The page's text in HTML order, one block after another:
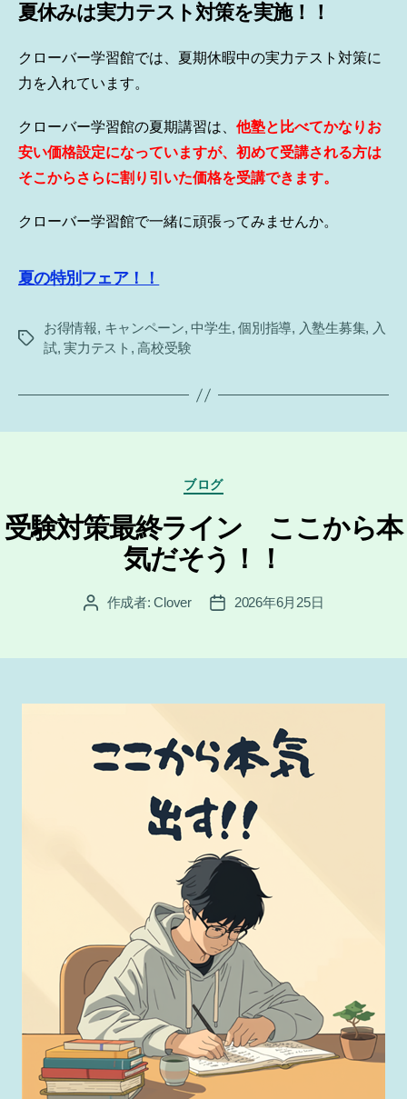
夏休みは実力テスト対策を実施！！
クローバー学習館では、夏期休暇中の実力テスト対策に
力を入れています。
クローバー学習館の夏期講習は、 他塾と比べてかなりお
安い価格設定になっていますが、初めて受講される方は
そこからさらに割り引いた価格を受講できます。
クローバー学習館で一緒に頑張ってみませんか。
夏の特別フェア！！
タ
お得情報, キャンペーン,中学生,個別指導, 入塾生募集, 入
試,実力テスト ,高校受験
カ
テ
ゴ
ー
ブログ
受験対策最終ライン ここから本
気だそう！！
投 作成者:Clover
投
2026年6月25日